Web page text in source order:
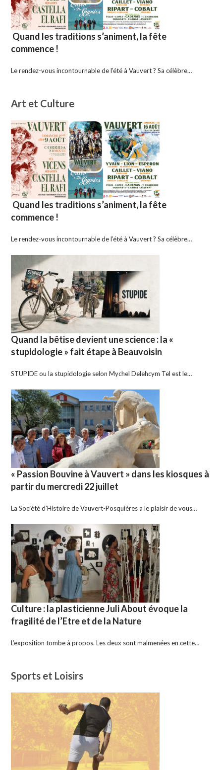
Quand les traditions s’animent, la fête
commence !
Le rendez-vous incontournable de l’été à Vauvert ? Sa célèbre…
Art et Culture
Quand les traditions s’animent, la fête
commence !
Le rendez-vous incontournable de l’été à Vauvert ? Sa célèbre…
Quand la bêtise devient une science : la «
stupidologie » fait étape à Beauvoisin
STUPIDE ou la stupidologie selon Mychel Delehcym Tel est le…
« Passion Bouvine à Vauvert » dans les kiosques à
partir du mercredi 22 juillet
La Société d’Histoire de Vauvert-Posquières a le plaisir de vous…
Culture : la plasticienne Juli About évoque la
fragilité de l’Etre et de la Nature
L’exposition tombe à propos. Les deux sont malmenées en cette…
Sports et Loisirs